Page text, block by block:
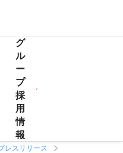
グ
ル
ー
プ
採
用
情
報
レスリリース